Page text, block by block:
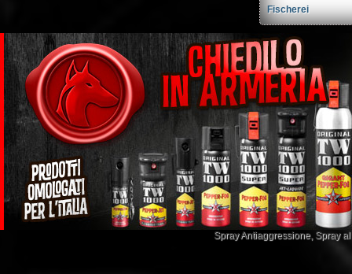
Fischerei
Spray Antiaggressione, Spray